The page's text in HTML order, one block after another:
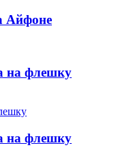
Айфоне
на флешку
на флешку